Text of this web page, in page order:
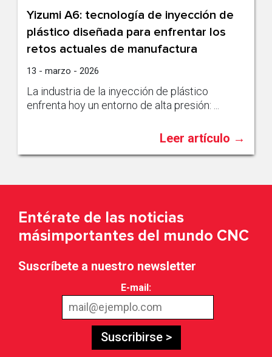
Yizumi A6: tecnología de inyección de
plástico diseñada para enfrentar los
retos actuales de manufactura
13 - marzo - 2026
La industria de la inyección de plástico
enfrenta hoy un entorno de alta presión: ...
Leer artículo →
Entérate de las noticias
másimportantes del mundo CNC
Suscríbete a nuestro newsletter
E-mail:
Suscribirse >